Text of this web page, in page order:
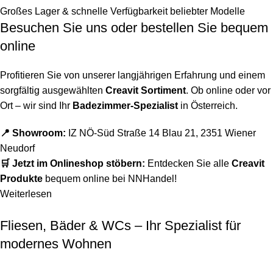
Großes Lager & schnelle Verfügbarkeit beliebter Modelle
Besuchen Sie uns oder bestellen Sie bequem
online
Profitieren Sie von unserer langjährigen Erfahrung und einem
sorgfältig ausgewählten Creavit Sortiment. Ob online oder vor
Ort – wir sind Ihr Badezimmer-Spezialist in Österreich.
📍 Showroom: IZ NÖ-Süd Straße 14 Blau 21, 2351 Wiener
Neudorf
🛒 Jetzt im Onlineshop stöbern: Entdecken Sie alle Creavit
Produkte bequem online bei NNHandel!
Weiterlesen
Fliesen, Bäder & WCs – Ihr Spezialist für
modernes Wohnen